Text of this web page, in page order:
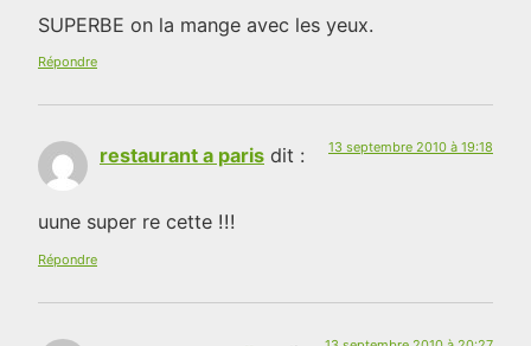
SUPERBE on la mange avec les yeux.
Répondre
restaurant a paris dit : 13 septembre 2010 à 19:18
uune super re cette !!!
Répondre